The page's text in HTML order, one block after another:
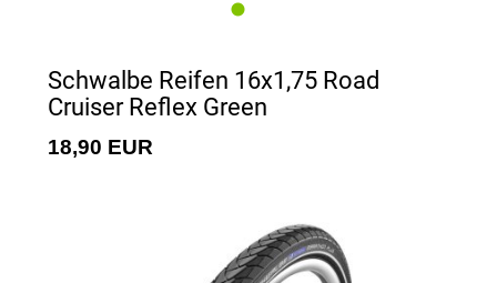
Schwalbe Reifen 16x1,75 Road
Cruiser Reflex Green
18,90 EUR